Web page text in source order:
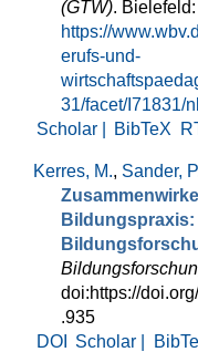
(GTW).
https://
erufs-und-
31/facet/I71831/
Scholar |
BibTeX
Kerres, M., Sander,
doi:https://
.935
DOI
Scholar |